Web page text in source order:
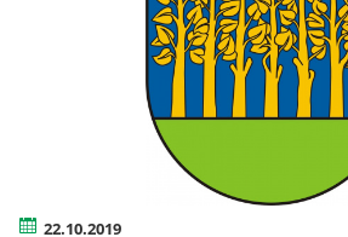
22.10.2019